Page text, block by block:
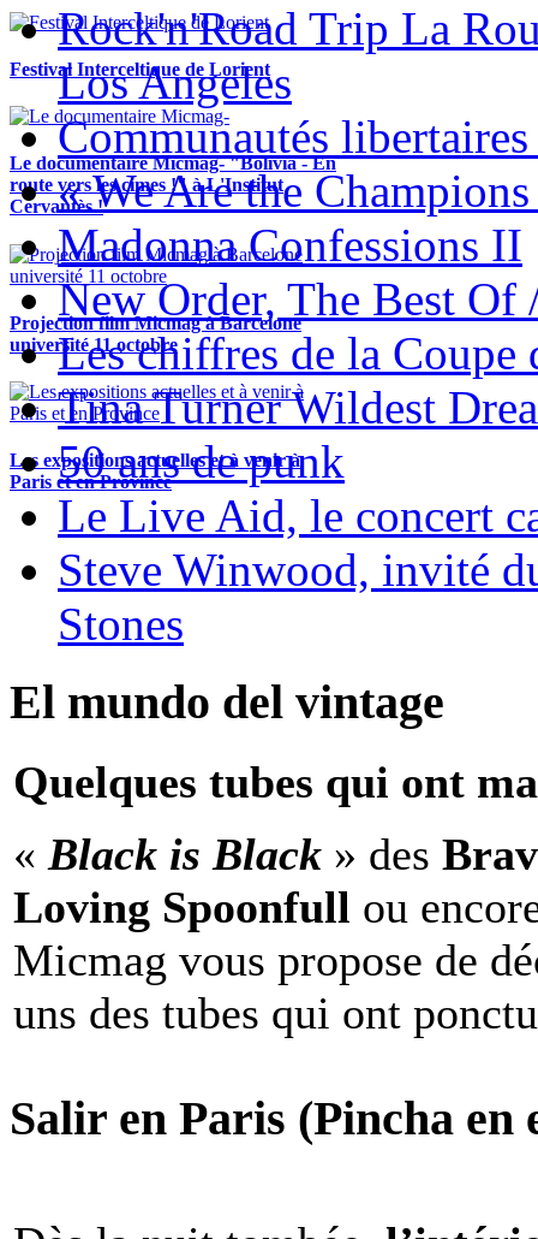
Festival Interceltique de Lorient
Le documentaire Micmag- "Bolivia - En
route vers les cimes !" à L'Institut
Cervantès !
Projection film Micmag à Barcelone
université 11 octobre
Les expositions actuelles et à venir à
Paris et en Province
Rock'n'Road Trip La
Los Angeles
Communautés libertaires
« We Are the
Madonna Confessions II
New Order, The Best Of
Les chiffres de la Coupe
Tina Turner Wildest
50 ans de punk
Le Live Aid, le concert
Steve Winwood, invité
Stones
El mundo del vintage
Quelques tubes qui ont
« Black is Black » des
Loving Spoonfull ou
Micmag vous propose de
uns des tubes qui ont
Salir en Paris (Pincha en